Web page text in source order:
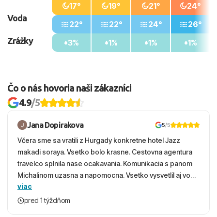
Voda
Zrážky
17°
22°
3%
19°
22°
1%
21°
24°
1%
24°
26°
1%
Čo o nás hovoria naši zákazníci
4.9/5
Jana Dopirakova 5/5
Včera sme sa vratili z Hurgady konkretne hotel Jazz
makadi soraya. Vsetko bolo krasne. Cestovna agentura
travelco splnila nase ocakavania. Komunikacia s panom
Michalinom uzasna a napomocna. Vsetko vysvetlil aj vo
vecernych hodinach zaco sa ospravedlnujem. Hotel
krasny, cisty. Sluzby top. Strava, prostredie, more,
viac
pred 1 týždňom